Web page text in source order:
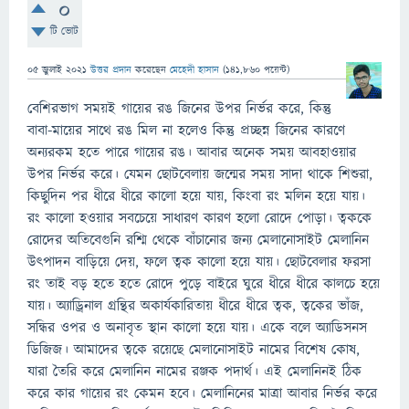
0
টি ভোট
05 জুলাই 2021 উত্তর প্রদান করেছেন মেহেদী হাসান (141,860 পয়েন্ট)
বেশিরভাগ সময়ই গায়ের রঙ জিনের উপর নির্ভর করে, কিন্তু
বাবা-মায়ের সাথে রঙ মিল না হলেও কিন্তু প্রচ্ছন্ন জিনের কারণে
অন্যরকম হতে পারে গায়ের রঙ। আবার অনেক সময় আবহাওয়ার
উপর নির্ভর করে। যেমন ছোটবেলায় জন্মের সময় সাদা থাকে শিশুরা,
কিছুদিন পর ধীরে ধীরে কালো হয়ে যায়, কিংবা রং মলিন হয়ে যায়।
রং কালো হওয়ার সবচেয়ে সাধারণ কারণ হলো রোদে পোড়া। ত্বককে
রোদের অতিবেগুনি রশ্মি থেকে বাঁচানোর জন্য মেলানোসাইট মেলানিন
উৎপাদন বাড়িয়ে দেয়, ফলে ত্বক কালো হয়ে যায়। ছোটবেলার ফরসা
রং তাই বড় হতে হতে রোদে পুড়ে বাইরে ঘুরে ধীরে ধীরে কালচে হয়ে
যায়। অ্যাড্রিনাল গ্রন্থির অকার্যকারিতায় ধীরে ধীরে ত্বক, ত্বকের ভাঁজ,
সন্ধির ওপর ও অনাবৃত স্থান কালো হয়ে যায়। একে বলে অ্যাডিসনস
ডিজিজ। আমাদের ত্বকে রয়েছে মেলানোসাইট নামের বিশেষ কোষ,
যারা তৈরি করে মেলানিন নামের রঞ্জক পদার্থ। এই মেলানিনই ঠিক
করে কার গায়ের রং কেমন হবে। মেলানিনের মাত্রা আবার নির্ভর করে